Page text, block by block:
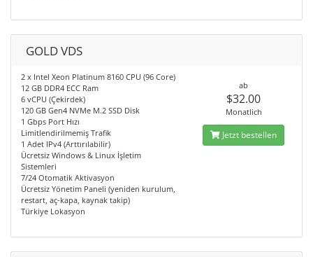
GOLD VDS
2 x Intel Xeon Platinum 8160 CPU (96 Core)
12 GB DDR4 ECC Ram
6 vCPU (Çekirdek)
120 GB Gen4 NVMe M.2 SSD Disk
1 Gbps Port Hızı
Limitlendirilmemiş Trafik
1 Adet IPv4 (Arttırılabilir)
Ücretsiz Windows & Linux İşletim
Sistemleri
7/24 Otomatik Aktivasyon
Ücretsiz Yönetim Paneli (yeniden kurulum,
restart, aç-kapa, kaynak takip)
Türkiye Lokasyon
ab
$32.00
Monatlich
Jetzt bestellen